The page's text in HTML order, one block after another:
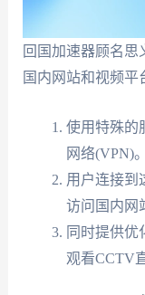
回国加速器顾名思
国内网站和视频
使用特殊的
网络(VPN)。
用户连接到
访问国内网
同时提供优
观看CCTV